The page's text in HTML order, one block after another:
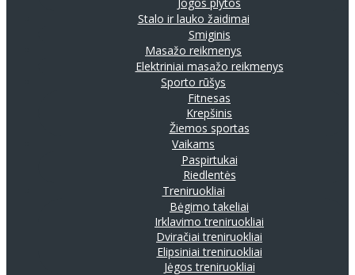
Stalo ir lauko žaidimai
Smiginis
Masažo reikmenys
Elektriniai masažo reikmenys
Sporto rūšys
Fitnesas
Krepšinis
Žiemos sportas
Vaikams
Paspirtukai
Riedlentės
Treniruokliai
Bėgimo takeliai
Irklavimo treniruokliai
Dviračiai treniruokliai
Elipsiniai treniruokliai
Jėgos treniruokliai